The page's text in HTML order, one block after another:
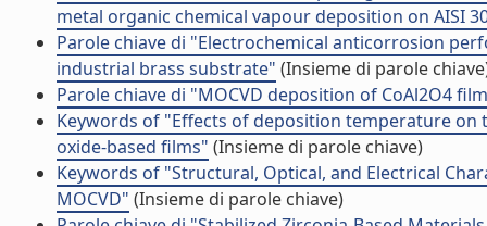
metal organic chemical vapour deposition on AISI
Parole chiave di "Electrochemical anticorrosion
industrial brass substrate" (Insieme di parole
Parole chiave di "MOCVD deposition of CoAl2O4
Keywords of "Effects of deposition temperature
oxide-based films" (Insieme di parole chiave)
Keywords of "Structural, Optical, and Electrical
MOCVD" (Insieme di parole chiave)